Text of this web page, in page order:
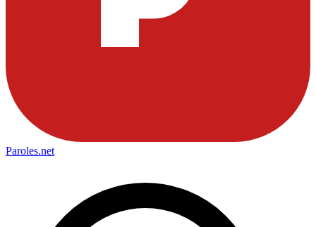
Paroles.net